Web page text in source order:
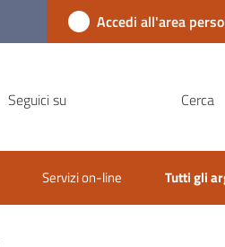
Accedi all'area
Seguici su Cerca
Servizi on-line Tutti gli